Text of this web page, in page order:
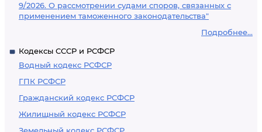
9/2026. О рассмотрении судами споров, связанных с
применением таможенного законодательства"
Подробнее...
Кодексы СССР и РСФСР
Водный кодекс РСФСР
ГПК РСФСР
Гражданский кодекс РСФСР
Жилищный кодекс РСФСР